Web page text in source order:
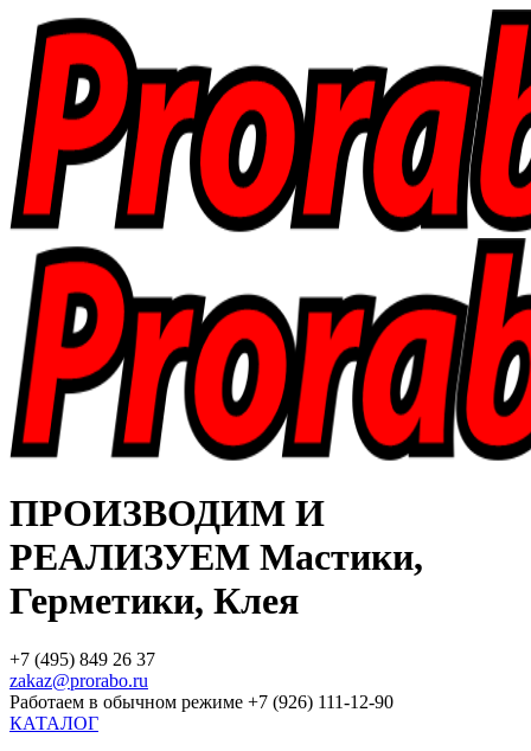
ПРОИЗВОДИМ И
РЕАЛИЗУЕМ Мастики,
Герметики, Клея
+7 (495) 849 26 37
zakaz@prorabo.ru
Работаем в обычном режиме +7 (926) 111-12-90
КАТАЛОГ